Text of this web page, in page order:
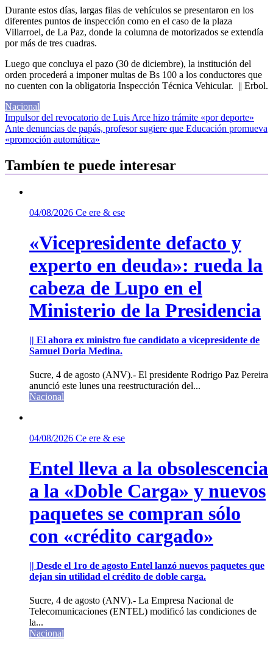
Durante estos días, largas filas de vehículos se presentaron en los
diferentes puntos de inspección como en el caso de la plaza
Villarroel, de La Paz, donde la columna de motorizados se extendía
por más de tres cuadras.
Luego que concluya el pazo (30 de diciembre), la institución del
orden procederá a imponer multas de Bs 100 a los conductores que
no cuenten con la obligatoria Inspección Técnica Vehicular. || Erbol.
Nacional
Navegación
de
Impulsor del revocatorio de Luis Arce hizo trámite «por deporte»
Ante denuncias de papás, profesor sugiere que Educación promueva
«promoción automática»
Tambíen te puede interesar
04/08/2026 Ce ere & ese
«Vicepresidente defacto y
experto en deuda»: rueda la
cabeza de Lupo en el
Ministerio de la Presidencia
|| El ahora ex ministro fue candidato a vicepresidente de
Samuel Doria Medina.
Sucre, 4 de agosto (ANV).- El presidente Rodrigo Paz Pereira
anunció este lunes una reestructuración del...
Nacional
04/08/2026 Ce ere & ese
Entel lleva a la obsolescencia
a la «Doble Carga» y nuevos
paquetes se compran sólo
con «crédito cargado»
|| Desde el 1ro de agosto Entel lanzó nuevos paquetes que
dejan sin utilidad el crédito de doble carga.
Sucre, 4 de agosto (ANV).- La Empresa Nacional de
Telecomunicaciones (ENTEL) modificó las condiciones de
la...
Nacional